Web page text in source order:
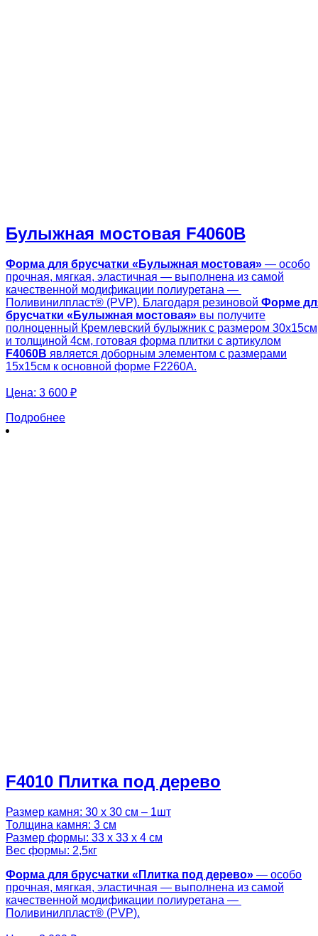
Булыжная мостовая F4060B
Форма для брусчатки « Булыжная мостовая» — особо
прочная, мягкая, эластичная — выполнена из самой
качественной модификации полиуретана —
Поливинилпласт® (PVP). Благодаря резиновой Форме
брусчатки « Булыжная мостовая» вы получите
полноценный Кремлевский булыжник с размером 30х15см
и толщиной 4см, готовая форма плитки с артикулом
F4060B является доборным элементом с размерами
15х15см к основной форме F2260А.
Цена: 3 600 ₽
Подробнее
F4010 Плитка под дерево
Размер камня: 30 х 30 см – 1шт
Толщина камня: 3 см
Размер формы: 33 х 33 х 4 см
Вес формы: 2,5кг
Форма для брусчатки «Плитка под дерево» — особо
прочная, мягкая, эластичная — выполнена из самой
качественной модификации полиуретана —
Поливинилпласт® (PVP).